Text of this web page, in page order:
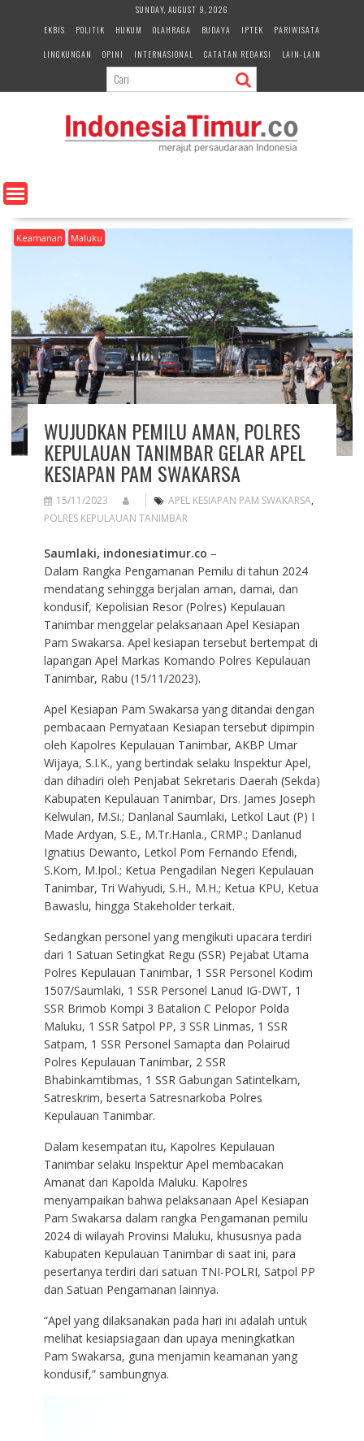
e
n
SUNDAY, AUGUST 9, 2026
EKBIS
POLITIK HUKUM OLAHRAGA BUDAYA IPTEK
PARIWISATA
LINGKUNGAN
OPINI INTERNASIONAL CATATAN REDAKSI LAIN-LAIN
Keamanan Maluku
WUJUDKAN PEMILU AMAN, POLRES
KEPULAUAN TANIMBAR GELAR APEL
KESIAPAN PAM SWAKARSA
15/11/2023 APEL KESIAPAN PAM SWAKARSA,
POLRES KEPULAUAN TANIMBAR
Saumlaki, indonesiatimur.co –
Dalam Rangka Pengamanan Pemilu di tahun 2024
mendatang sehingga berjalan aman, damai, dan
kondusif, Kepolisian Resor (Polres) Kepulauan
Tanimbar menggelar pelaksanaan Apel Kesiapan
Pam Swakarsa. Apel kesiapan tersebut bertempat di
lapangan Apel Markas Komando Polres Kepulauan
Tanimbar, Rabu (15/11/2023).
Apel Kesiapan Pam Swakarsa yang ditandai dengan
pembacaan Pernyataan Kesiapan tersebut dipimpin
oleh Kapolres Kepulauan Tanimbar, AKBP Umar
Wijaya, S.I.K., yang bertindak selaku Inspektur Apel,
dan dihadiri oleh Penjabat Sekretaris Daerah (Sekda)
Kabupaten Kepulauan Tanimbar, Drs. James Joseph
Kelwulan, M.Si.; Danlanal Saumlaki, Letkol Laut (P) I
Made Ardyan, S.E., M.Tr.Hanla., CRMP.; Danlanud
Ignatius Dewanto, Letkol Pom Fernando Efendi,
S.Kom, M.Ipol.; Ketua Pengadilan Negeri Kepulauan
Tanimbar, Tri Wahyudi, S.H., M.H.; Ketua KPU, Ketua
Bawaslu, hingga Stakeholder terkait.
Sedangkan personel yang mengikuti upacara terdiri
dari 1 Satuan Setingkat Regu (SSR) Pejabat Utama
Polres Kepulauan Tanimbar, 1 SSR Personel Kodim
1507/Saumlaki, 1 SSR Personel Lanud IG-DWT, 1
SSR Brimob Kompi 3 Batalion C Pelopor Polda
Maluku, 1 SSR Satpol PP, 3 SSR Linmas, 1 SSR
Satpam, 1 SSR Personel Samapta dan Polairud
Polres Kepulauan Tanimbar, 2 SSR
Bhabinkamtibmas, 1 SSR Gabungan Satintelkam,
Satreskrim, beserta Satresnarkoba Polres
Kepulauan Tanimbar.
Dalam kesempatan itu, Kapolres Kepulauan
Tanimbar selaku Inspektur Apel membacakan
Amanat dari Kapolda Maluku. Kapolres
menyampaikan bahwa pelaksanaan Apel Kesiapan
Pam Swakarsa dalam rangka Pengamanan pemilu
2024 di wilayah Provinsi Maluku, khususnya pada
Kabupaten Kepulauan Tanimbar di saat ini, para
pesertanya terdiri dari satuan TNI-POLRI, Satpol PP
dan Satuan Pengamanan lainnya.
“Apel yang dilaksanakan pada hari ini adalah untuk
melihat kesiapsiagaan dan upaya meningkatkan
Pam Swakarsa, guna menjamin keamanan yang
kondusif,” sambungnya.